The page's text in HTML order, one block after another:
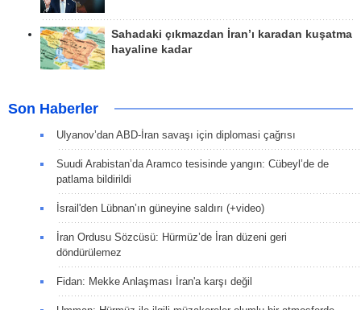
Sahadaki çıkmazdan İran’ı karadan kuşatma
hayaline kadar
Son Haberler
Ulyanov’dan ABD-İran savaşı için diplomasi çağrısı
Suudi Arabistan’da Aramco tesisinde yangın: Cübeyl’de de
patlama bildirildi
İsrail'den Lübnan’ın güneyine saldırı (+video)
İran Ordusu Sözcüsü: Hürmüz’de İran düzeni geri
döndürülemez
Fidan: Mekke Anlaşması İran'a karşı değil